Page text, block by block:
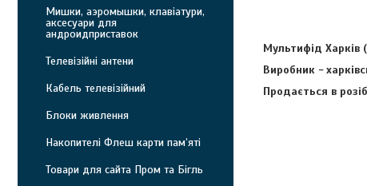
Мультифід
Виробник -
Продається в
Мишки, аэромышки, клавіатури,
аксесуари для
андроидприставок
Телевізійні антени
Кабель телевізійний
Блоки живлення
Накопителі Флеш карти пам’яті
Товари для сайта Пром та Бігль